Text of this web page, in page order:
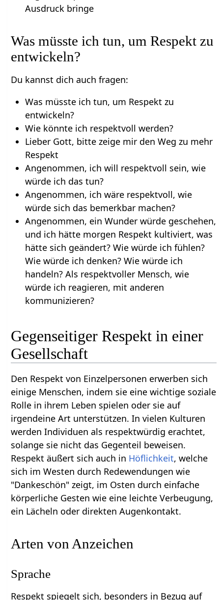
Ausdruck bringe
Was müsste ich tun, um Respekt zu
entwickeln?
Du kannst dich auch fragen:
Was müsste ich tun, um Respekt zu
entwickeln?
Wie könnte ich respektvoll werden?
Lieber Gott, bitte zeige mir den Weg zu mehr
Respekt
Angenommen, ich will respektvoll sein, wie
würde ich das tun?
Angenommen, ich wäre respektvoll, wie
würde sich das bemerkbar machen?
Angenommen, ein Wunder würde geschehen,
und ich hätte morgen Respekt kultiviert, was
hätte sich geändert? Wie würde ich fühlen?
Wie würde ich denken? Wie würde ich
handeln? Als respektvoller Mensch, wie
würde ich reagieren, mit anderen
kommunizieren?
Gegenseitiger Respekt in einer
Gesellschaft
Den Respekt von Einzelpersonen erwerben sich
einige Menschen, indem sie eine wichtige soziale
Rolle in ihrem Leben spielen oder sie auf
irgendeine Art unterstützen. In vielen Kulturen
werden Individuen als respektwürdig erachtet,
solange sie nicht das Gegenteil beweisen.
Respekt äußert sich auch in Höflichkeit, welche
sich im Westen durch Redewendungen wie
"Dankeschön" zeigt, im Osten durch einfache
körperliche Gesten wie eine leichte Verbeugung,
ein Lächeln oder direkten Augenkontakt.
Arten von Anzeichen
Sprache
Respekt spiegelt sich, besonders in Bezug auf